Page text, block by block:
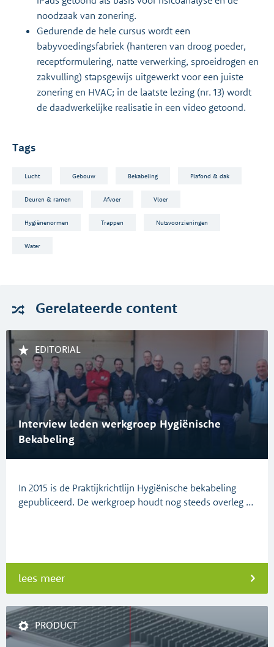
noodzaak van zonering.
Gedurende de hele cursus wordt een
babyvoedingsfabriek (hanteren van droog poeder,
receptformulering, natte verwerking, sproeidrogen en
zakvulling) stapsgewijs uitgewerkt voor een juiste
zonering en HVAC; in de laatste lezing (nr. 13) wordt
de daadwerkelijke realisatie in een video getoond.
Tags
Lucht Gebouw Bekabeling Plafond & dak
Deuren & ramen Afvoer Vloer
Hygiënenormen Trappen Nutsvoorzieningen
Water
Gerelateerde content
EDITORIAL
Interview leden werkgroep Hygiënische
Bekabeling
In 2015 is de Praktijkrichtlijn Hygiënische bekabeling
gepubliceerd. De werkgroep houdt nog steeds overleg …
lees meer
PRODUCT